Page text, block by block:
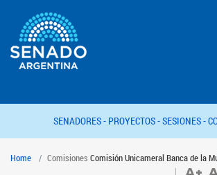
SENADORES - PROYECTOS -SESIONES -
Home Comisiones Comisión Unicameral Banca de la